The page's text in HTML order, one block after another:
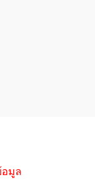
มูล